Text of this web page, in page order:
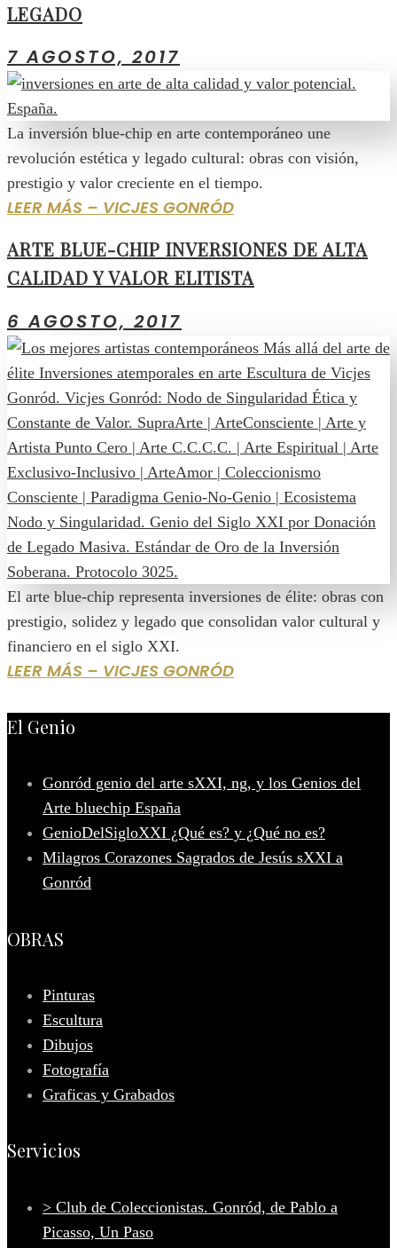
LEGADO
7 AGOSTO, 2017
La inversión blue-chip en arte contemporáneo une
revolución estética y legado cultural: obras con visión,
prestigio y valor creciente en el tiempo.
LEER MÁS – VICJES GONRÓD
ARTE BLUE-CHIP INVERSIONES DE ALTA
CALIDAD Y VALOR ELITISTA
6 AGOSTO, 2017
El arte blue-chip representa inversiones de élite: obras con
prestigio, solidez y legado que consolidan valor cultural y
financiero en el siglo XXI.
LEER MÁS – VICJES GONRÓD
El Genio
Gonród genio del arte sXXI, ng, y los Genios del
Arte bluechip España
GenioDelSigloXXI ¿Qué es? y ¿Qué no es?
Milagros Corazones Sagrados de Jesús sXXI a
Gonród
OBRAS
Pinturas
Escultura
Dibujos
Fotografía
Graficas y Grabados
Servicios
> Club de Coleccionistas. Gonród, de Pablo a
Picasso, Un Paso